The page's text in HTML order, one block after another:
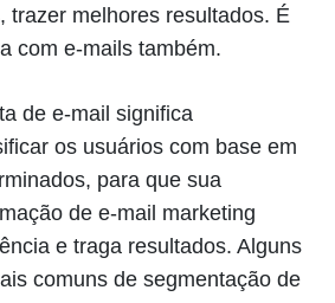
trazer melhores resultados. É
com e-mails também.
de e-mail significa
os usuários com base em
para que sua
de e-mail marketing
e traga resultados. Alguns
comuns de segmentação de